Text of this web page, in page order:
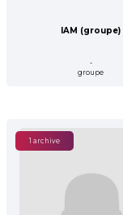
IAM (groupe)
-
groupe
1 archive